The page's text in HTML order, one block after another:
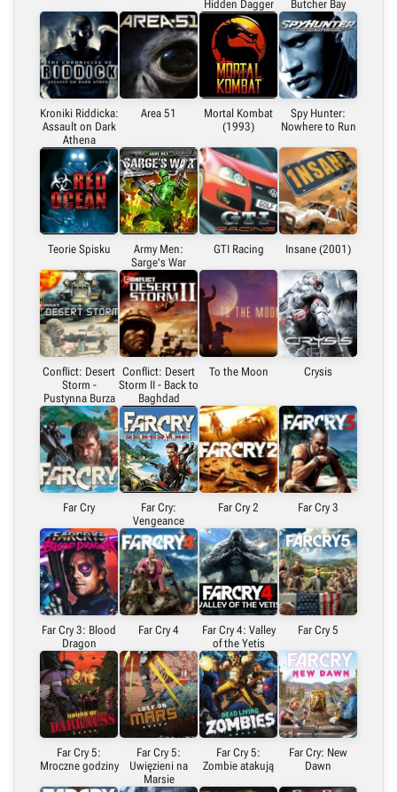
Hidden Dagger
Butcher Bay
Kroniki Riddicka:
Assault on Dark
Athena
Area 51
Mortal Kombat
(1993)
Spy Hunter:
Nowhere to Run
Teorie Spisku
Army Men:
Sarge's War
GTI Racing Insane (2001)
Conflict: Desert
Storm -
Pustynna Burza
Conflict: Desert
Storm II - Back to
Baghdad
To the Moon Crysis
Far Cry
Far Cry:
Vengeance
Far Cry 2 Far Cry 3
Far Cry 3: Blood
Dragon
Far Cry 4
Far Cry 4: Valley
of the Yetis
Far Cry 5
Far Cry 5:
Mroczne godziny
Far Cry 5:
Uwięzieni na
Marsie
Far Cry 5:
Zombie atakują
Far Cry: New
Dawn